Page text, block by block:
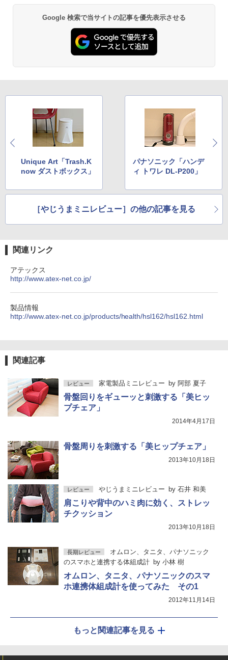
Google 検索で当サイトの記事を優先表示させる
Unique Art「Trash.K
now ダストボックス」
パナソニック「ハンデ
ィ トワレ DL-P200」
［やじうまミニレビュー］の他の記事を見る
関連リンク
アテックス
http://www.atex-net.co.jp/
製品情報
http://www.atex-net.co.jp/products/health/hsl162/hsl162.html
関連記事
レビュー 家電製品ミニレビュー by 阿部 夏子
骨盤回りをギューッと刺激する「美ヒッ
プチェア」
2014年4月17日
骨盤周りを刺激する「美ヒップチェア」
2013年10月18日
レビュー やじうまミニレビュー by 石井 和美
肩こりや背中のハミ肉に効く、ストレッ
チクッション
2013年10月18日
長期レビュー
オムロン、タニタ、パナソニック
のスマホと連携する体組成計 by 小林 樹
オムロン、タニタ、パナソニックのスマ
ホ連携体組成計を使ってみた その1
2012年11月14日
もっと関連記事を見る